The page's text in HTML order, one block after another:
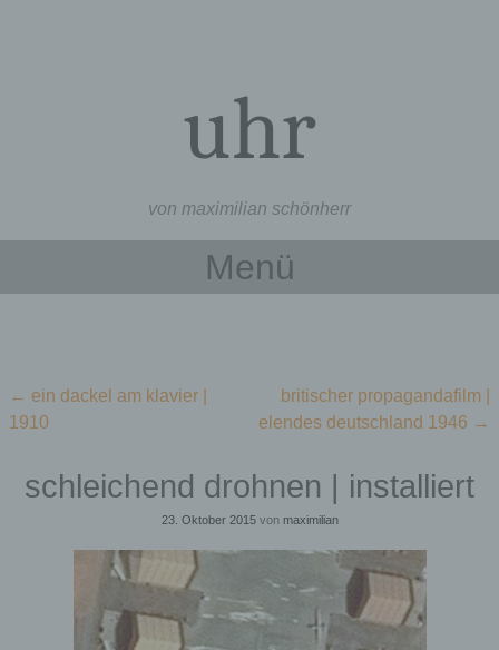
uhr
von maximilian schönherr
Menü
Beitragsnavigation
← ein dackel am klavier |
1910
britischer propagandafilm |
elendes deutschland 1946 →
schleichend drohnen | installiert
23. Oktober 2015von maximilian